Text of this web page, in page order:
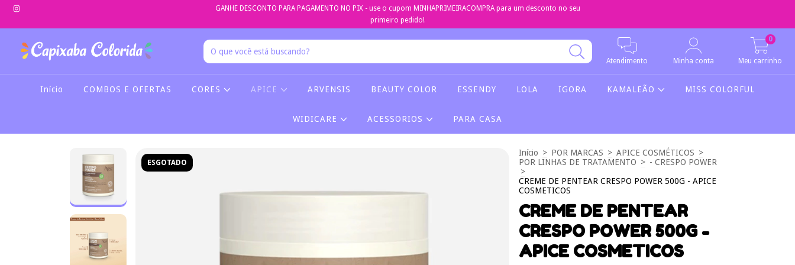
GANHE DESCONTO PARA PAGAMENTO NO PIX - use o cupom MINHAPRIMEIRACOMPRA para um desconto no seu
primeiro pedido!
Atendimento Minha conta Meu carrinho
0
Início COMBOS E OFERTAS CORES APICE ARVENSIS BEAUTY COLOR ESSENDY LOLA IGORA KAMALEÃO MISS COLORFUL
WIDICARE ACESSORIOS PARA CASA
ESGOTADO
Início > POR MARCAS > APICE COSMÉTICOS >
POR LINHAS DE TRATAMENTO > - CRESPO POWER
>
CREME DE PENTEAR CRESPO POWER 500G - APICE
COSMETICOS
CREME DE PENTEAR
CRESPO POWER 500G -
APICE COSMETICOS